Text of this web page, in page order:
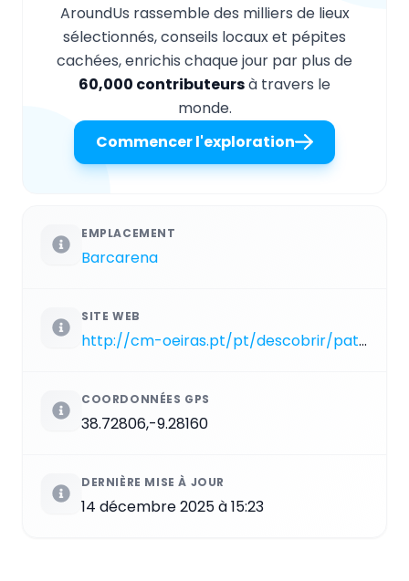
AroundUs rassemble des milliers de lieux
sélectionnés, conseils locaux et pépites
cachées, enrichis chaque jour par plus de
60,000 contributeursà travers le
monde.
Commencer l'exploration
EMPLACEMENT
Barcarena
SITE WEB
http://cm-oeiras.pt/pt/descobrir/patrimonio/patrimonio-arqueologico/Paginas/povoado_pre_historico_de_leceia.aspx
COORDONNÉES GPS
38.72806,-9.28160
DERNIÈRE MISE À JOUR
14 décembre 2025 à 15:23